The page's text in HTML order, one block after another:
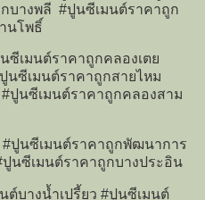
บางพลี #ปูนซีเมนต์ราคาถูก
นโพธิ์
เมนต์ราคาถูกคลองเตย
นซีเมนต์ราคาถูกสายไหม
ปูนซีเมนต์ราคาถูกคลองสาม
ปูนซีเมนต์ราคาถูกพัฒนาการ
นซีเมนต์ราคาถูกบางประอิน
บางน้ำเปรี้ยว #ปูนซีเมนต์